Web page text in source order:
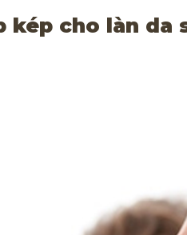
kép cho làn da